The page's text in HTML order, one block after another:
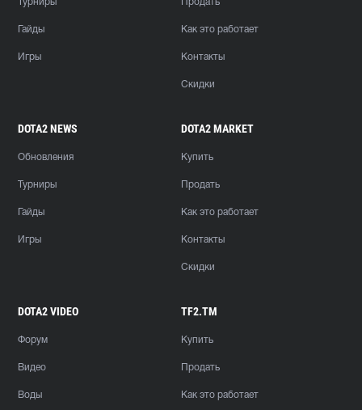
Турниры
Гайды
Игры
Продать
Как это работает
Контакты
Скидки
DOTA2 NEWS
Обновления
Турниры
Гайды
Игры
DOTA2 MARKET
Купить
Продать
Как это работает
Контакты
Скидки
DOTA2 VIDEO
Форум
Видео
Воды
TF2.TM
Купить
Продать
Как это работает